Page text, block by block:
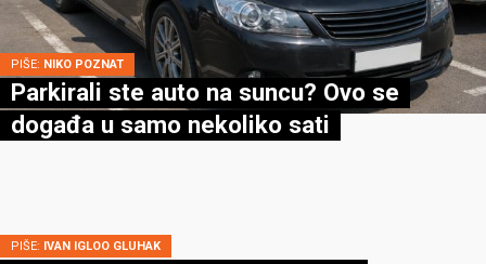
PIŠE: NIKO POZNAT
Parkirali ste auto na suncu? Ovo se
događa u samo nekoliko sati
PIŠE: IVAN IGLOO GLUHAK